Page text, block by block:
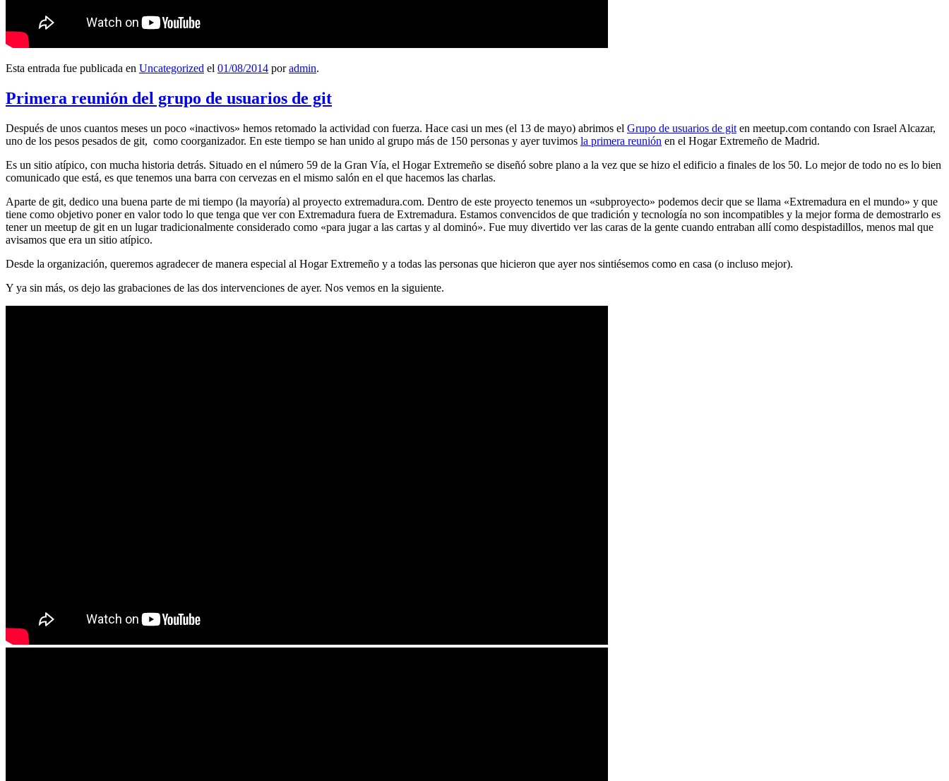
Esta entrada fue publicada en Uncategorized el 01/08/2014 poradmin.
Primera reunión del grupo de usuarios de git
Después de unos cuantos meses un poco «inactivos» hemos retomado la actividad con fuerza. Hace casi un mes (el 13 de mayo) abrimos el Grupo de usuarios de git en meetup.com contando con Israel Alcazar,
uno de los pesos pesados de git, como coorganizador. En este tiempo se han unido al grupo más de 150 personas y ayer tuvimos la primera reunión en el Hogar Extremeño de Madrid.
Es un sitio atípico, con mucha historia detrás. Situado en el número 59 de la Gran Vía, el Hogar Extremeño se diseñó sobre plano a la vez que se hizo el edificio a finales de los 50. Lo mejor de todo no es lo bien
comunicado que está, es que tenemos una barra con cervezas en el mismo salón en el que hacemos las charlas.
Aparte de git, dedico una buena parte de mi tiempo (la mayoría) al proyecto extremadura.com. Dentro de este proyecto tenemos un «subproyecto» podemos decir que se llama «Extremadura en el mundo» y que
tiene como objetivo poner en valor todo lo que tenga que ver con Extremadura fuera de Extremadura. Estamos convencidos de que tradición y tecnología no son incompatibles y la mejor forma de demostrarlo es
tener un meetup de git en un lugar tradicionalmente considerado como «para jugar a las cartas y al dominó». Fue muy divertido ver las caras de la gente cuando entraban allí como despistadillos, menos mal que
avisamos que era un sitio atípico.
Desde la organización, queremos agradecer de manera especial al Hogar Extremeño y a todas las personas que hicieron que ayer nos sintiésemos como en casa (o incluso mejor).
Y ya sin más, os dejo las grabaciones de las dos intervenciones de ayer. Nos vemos en la siguiente.